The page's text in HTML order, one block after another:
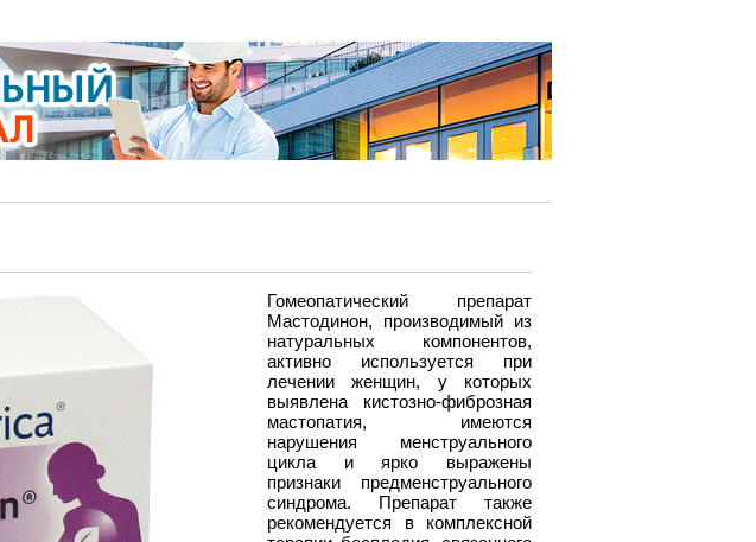
Гомеопатический препарат
Мастодинон, производимый из
натуральных компонентов,
активно используется при
лечении женщин, у которых
выявлена кистозно-фиброзная
мастопатия, имеются
нарушения менструального
цикла и ярко выражены
признаки предменструального
синдрома. Препарат также
рекомендуется в комплексной